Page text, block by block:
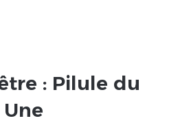
: Pilule du